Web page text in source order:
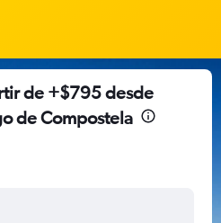
de +$795 desde
de Compostela